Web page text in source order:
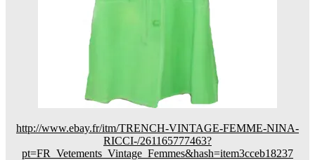
http://www.ebay.fr/itm/TRENCH-VINTAGE-FEMME-NINA-
RICCI-/261165777463?
pt=FR_Vetements_Vintage_Femmes&hash=item3cceb18237